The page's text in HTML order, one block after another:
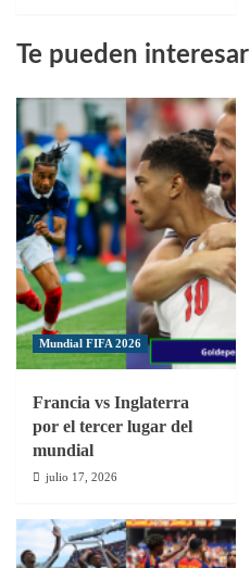
Proyecto
Amazing
llega
a
RD
de
la
mano
de
Fedofútbol,
Concacaf
e
INEFI
Te pueden interesar
Mundial FIFA 2026
Francia vs Inglaterra
por el tercer lugar del
mundial
julio 17, 2026